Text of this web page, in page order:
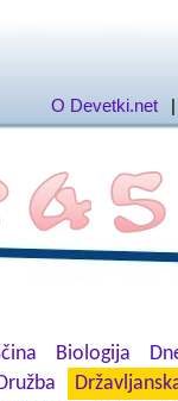
O Devetki.net |
Biologija